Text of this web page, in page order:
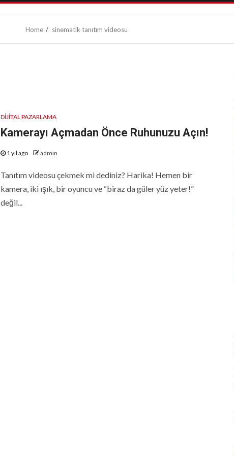
Home sinematik tanıtım videosu
DIJITAL PAZARLAMA
Kamerayı Açmadan Önce Ruhunuzu Açın!
1 yıl ago admin
Tanıtım videosu çekmek mi dediniz? Harika! Hemen bir
kamera, iki ışık, bir oyuncu ve “biraz da güler yüz yeter!”
değil...